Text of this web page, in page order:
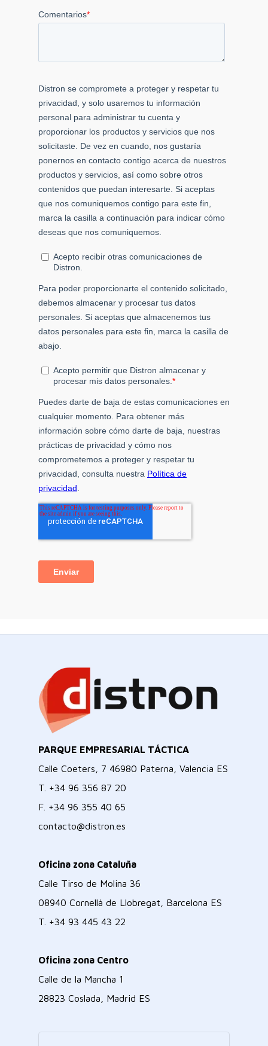
PARQUE EMPRESARIAL TÁCTICA
Calle Coeters, 7 46980 Paterna, Valencia ES
T. +34 96 356 87 20
F. +34 96 355 40 65
contacto@distron.es
Oficina zona Cataluña
Calle Tirso de Molina 36
08940 Cornellà de Llobregat, Barcelona ES
T. +34 93 445 43 22
Oficina zona Centro
Calle de la Mancha 1
28823 Coslada, Madrid ES